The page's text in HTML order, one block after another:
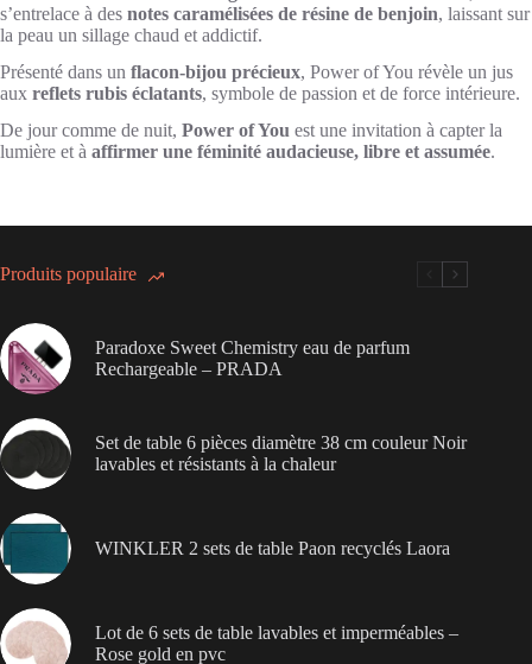
s’entrelace à des notes caramélisées de résine de benjoin, laissant sur
la peau un sillage chaud et addictif.
Présenté dans un flacon-bijou précieux, Power of You révèle un jus
aux reflets rubis éclatants, symbole de passion et de force intérieure.
De jour comme de nuit, Power of You est une invitation à capter la
lumière et à affirmer une féminité audacieuse, libre et assumée.
Produits populaire
Paradoxe Sweet Chemistry eau de parfum
Rechargeable – PRADA
Set de table 6 pièces diamètre 38 cm couleur Noir
lavables et résistants à la chaleur
WINKLER 2 sets de table Paon recyclés Laora
Lot de 6 sets de table lavables et imperméables –
Rose gold en pvc